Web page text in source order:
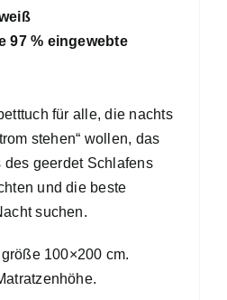
97 % eingewebte
für alle, die nachts
stehen“ wollen, das
geerdet Schlafens
und die beste
suchen.
100×200 cm.